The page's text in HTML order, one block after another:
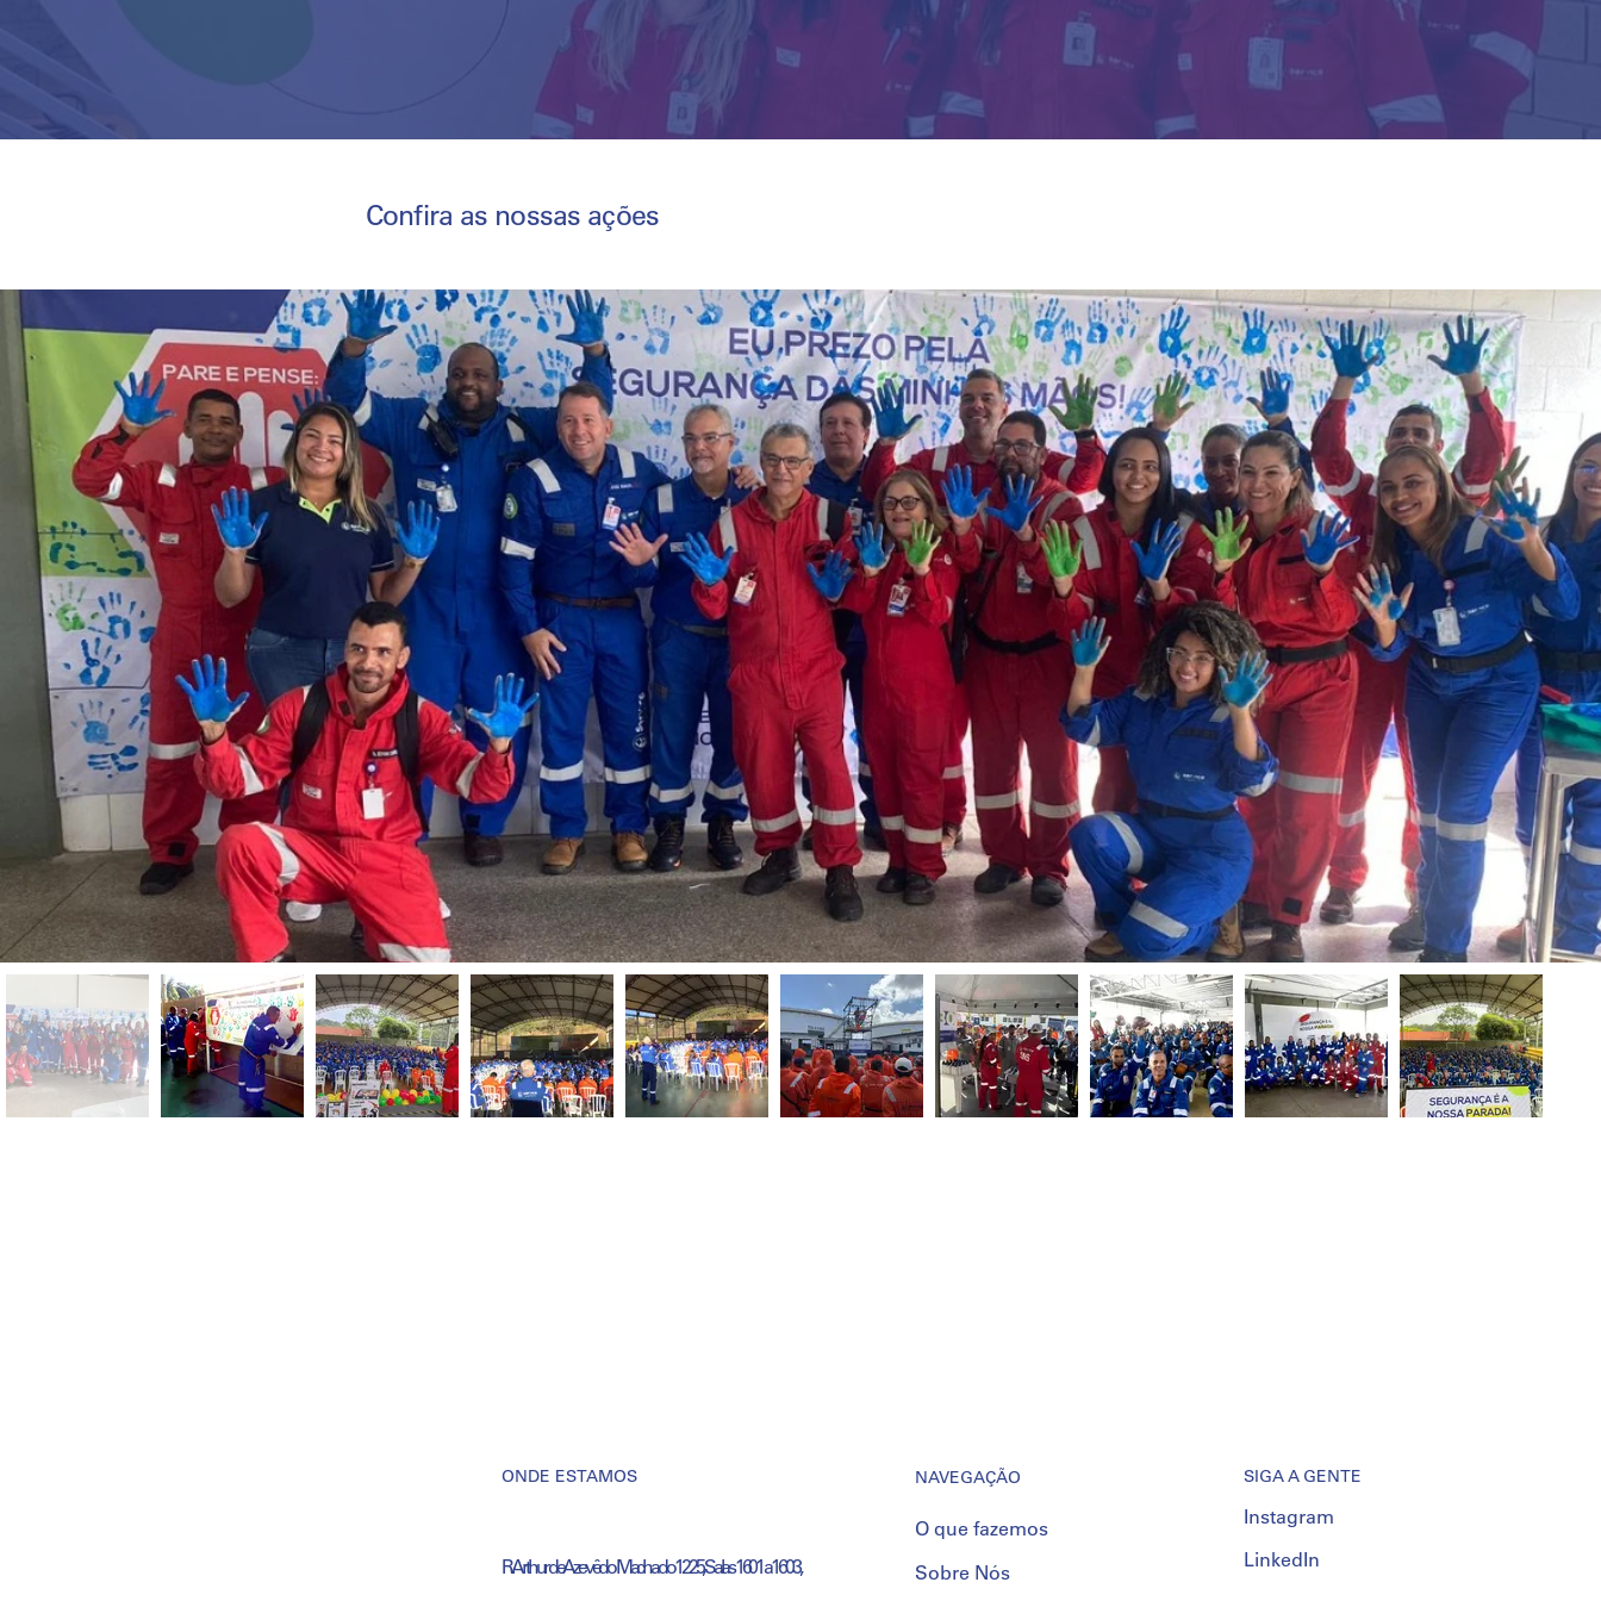
Confira as nossas ações
NAVEGAÇÃO
O que fazemos
Sobre Nós
SIGA A GENTE
Instagram
LinkedIn
ONDE ESTAMOS
R. Arthur de Azevêdo Machado 1225, Salas 1601 a 1603,